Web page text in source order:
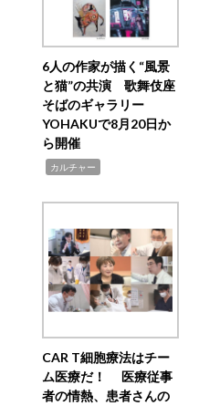
6人の作家が描く“風景
と猫”の共演 歌舞伎座
そばのギャラリー
YOHAKUで8月20日か
ら開催
カルチャー
CAR T細胞療法はチー
ム医療だ！ 医療従事
者の情熱、患者さんの